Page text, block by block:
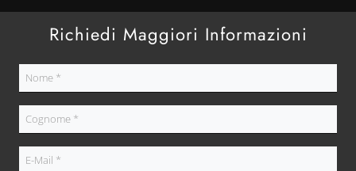
Richiedi Maggiori Informazioni